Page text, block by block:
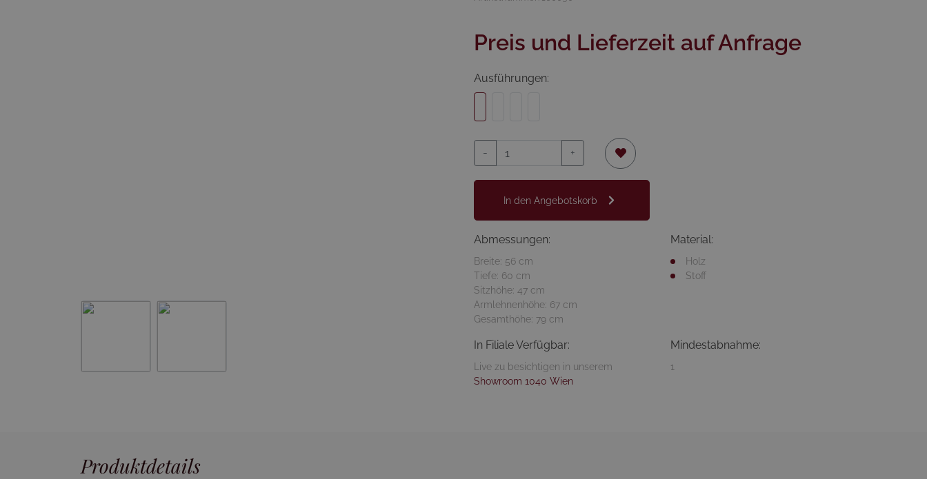
Preis und Lieferzeit auf Anfrage
Ausführungen:
- +
In den Angebotskorb
Abmessungen:
Breite: 56 cm
Tiefe: 60 cm
Sitzhöhe: 47 cm
Armlehnenhöhe: 67 cm
Gesamthöhe: 79 cm
Material:
Holz
Stoff
In Filiale Verfügbar:
Live zu besichtigen in unserem
Showroom 1040 Wien
Mindestabnahme:
1
Produktdetails